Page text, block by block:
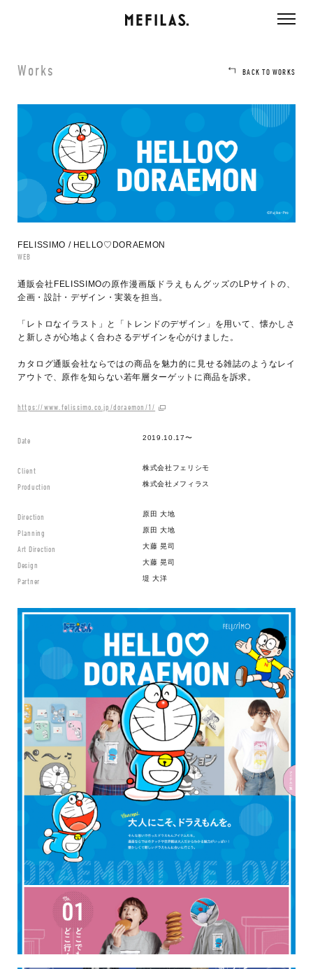
Works BACK TO WORKS
FELISSIMO / HELLO♡DORAEMON
WEB
通販会社FELISSIMOの原作漫画版ドラえもんグッズのLPサイトの、
企画・設計・デザイン・実装を担当。
「レトロなイラスト」と「トレンドのデザイン」を用いて、懐かしさ
と新しさが心地よく合わさるデザインを心がけました。
カタログ通販会社ならではの商品を魅力的に見せる雑誌のようなレイ
アウトで、原作を知らない若年層ターゲットに商品を訴求。
https://www.felissimo.co.jp/doraemon/1/
Date 2019.10.17〜
Client 株式会社フェリシモ
Production 株式会社メフィラス
Direction 原田 大地
Planning 原田 大地
Art Direction 大藤 晃司
Design 大藤 晃司
Partner 堤 大洋